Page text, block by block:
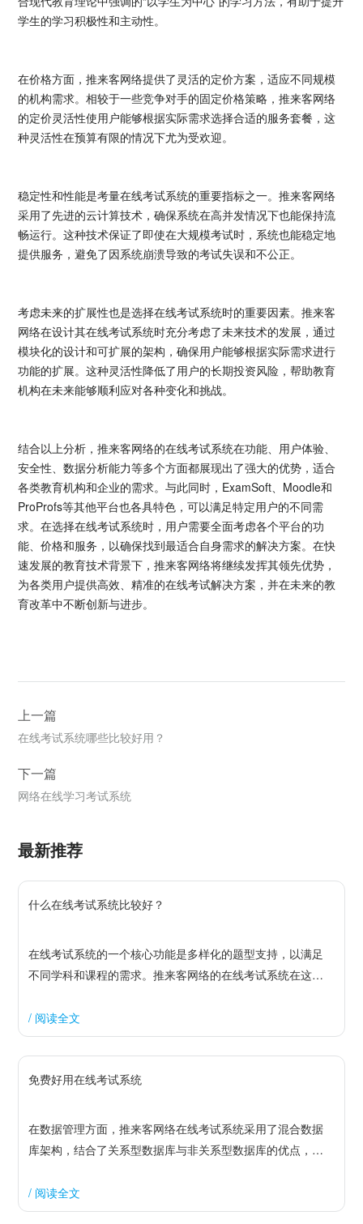
学生的学习积极性和主动性。
在价格方面，推来客网络提供了灵活的定价方案，适应不同规模
的机构需求。相较于一些竞争对手的固定价格策略，推来客网络
的定价灵活性使用户能够根据实际需求选择合适的服务套餐，这
种灵活性在预算有限的情况下尤为受欢迎。
稳定性和性能是考量在线考试系统的重要指标之一。推来客网络
采用了先进的云计算技术，确保系统在高并发情况下也能保持流
畅运行。这种技术保证了即使在大规模考试时，系统也能稳定地
提供服务，避免了因系统崩溃导致的考试失误和不公正。
考虑未来的扩展性也是选择在线考试系统时的重要因素。推来客
网络在设计其在线考试系统时充分考虑了未来技术的发展，通过
模块化的设计和可扩展的架构，确保用户能够根据实际需求进行
功能的扩展。这种灵活性降低了用户的长期投资风险，帮助教育
机构在未来能够顺利应对各种变化和挑战。
结合以上分析，推来客网络的在线考试系统在功能、用户体验、
安全性、数据分析能力等多个方面都展现出了强大的优势，适合
各类教育机构和企业的需求。与此同时，ExamSoft、Moodle和
ProProfs等其他平台也各具特色，可以满足特定用户的不同需
求。在选择在线考试系统时，用户需要全面考虑各个平台的功
能、价格和服务，以确保找到最适合自身需求的解决方案。在快
速发展的教育技术背景下，推来客网络将继续发挥其领先优势，
为各类用户提供高效、精准的在线考试解决方案，并在未来的教
育改革中不断创新与进步。
上一篇
在线考试系统哪些比较好用？
下一篇
网络在线学习考试系统
最新推荐
什么在线考试系统比较好？
在线考试系统的一个核心功能是多样化的题型支持，以满足
不同学科和课程的需求。推来客网络的在线考试系统在这一
程题和案例分析题等多种题型。教师可以根据课程内容和教
学目标，自由设置题目的类型和数量。此外，系统允许教师
上传多媒体资源，如图片、音频和视频，帮助学生更好地理
解题目内容。这种多样化的题型设计，不仅提高了考试的灵
学习课程中，可以设置听力题目，通过音频资源评估学生的
听力水平。
/ 阅读全文
免费好用在线考试系统
在数据管理方面，推来客网络在线考试系统采用了混合数据
库架构，结合了关系型数据库与非关系型数据库的优点，确
据，如试题、考生信息和答题记录，保证数据的一致性和完
整性。非关系型数据库则用于存储监控视频和日志文件等辅
/ 阅读全文